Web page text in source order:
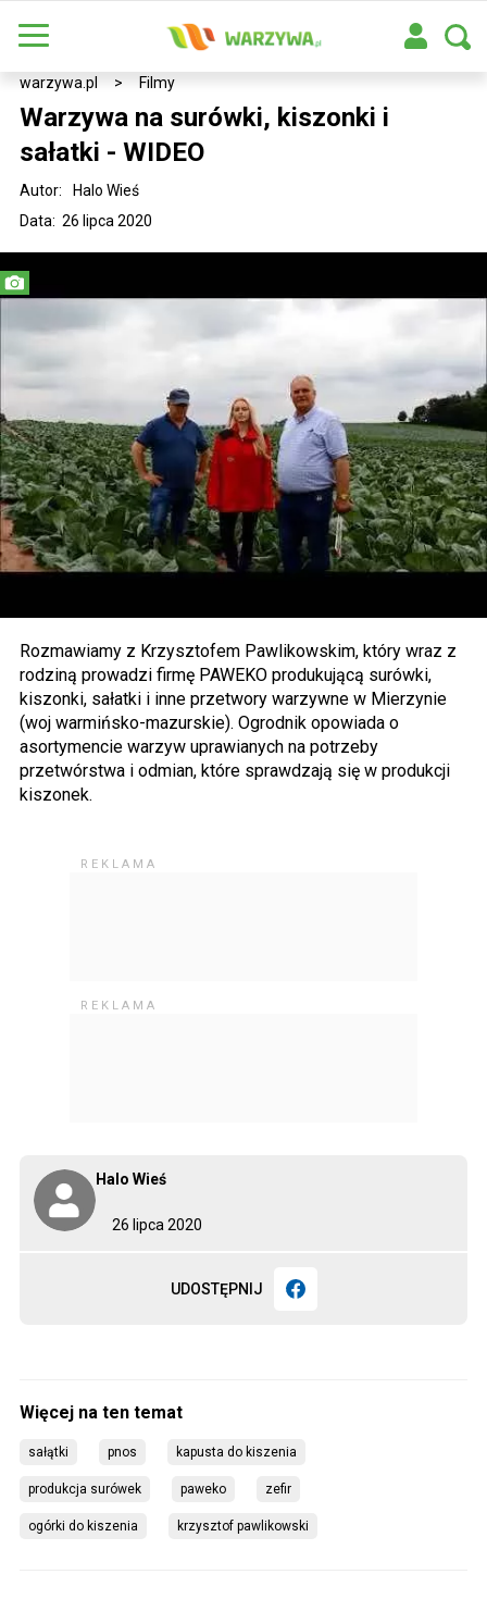
warzywa.pl > Filmy
Warzywa na surówki, kiszonki i
sałatki - WIDEO
Data: 26 lipca 2020
Autor: Halo Wieś
26 lipca 2020
Halo Wieś
UDOSTĘPNIJ
Rozmawiamy z Krzysztofem Pawlikowskim, który wraz z
rodziną prowadzi firmę PAWEKO produkującą surówki,
kiszonki, sałatki i inne przetwory warzywne w Mierzynie
(woj warmińsko-mazurskie). Ogrodnik opowiada o
asortymencie warzyw uprawianych na potrzeby
przetwórstwa i odmian, które sprawdzają się w produkcji
kiszonek.
sałątki pnos kapusta do kiszenia
produkcja surówek paweko zefir
ogórki do kiszenia krzysztof pawlikowski